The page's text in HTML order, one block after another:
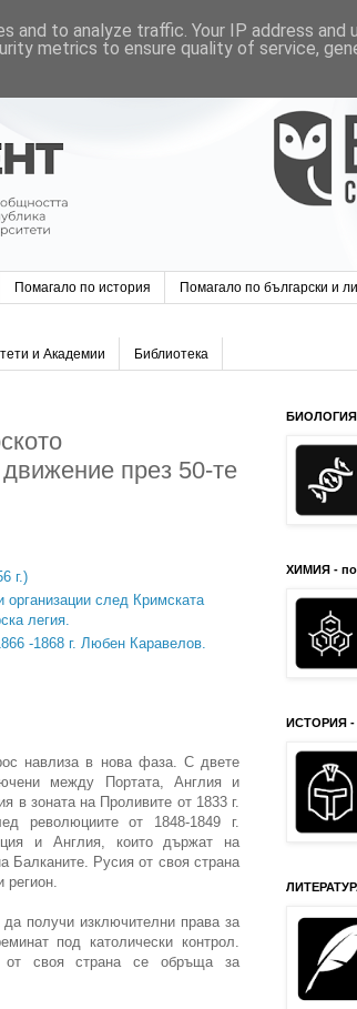
Помагало по история Помагало по български и
и Академии Библиотека
през 50-те
г.)
организации след Кримската
легия.
-1868 г. Любен Каравелов.
навлиза в нова фаза. С двете
между Портата, Англия и
в зоната на Проливите от 1833 г.
революциите от 1848-1849 г.
и Англия, които държат на
Балканите. Русия от своя страна
получи изключителни права за
под католически контрол.
от своя страна се обръща за
БИОЛОГИЯ
ХИМИЯ -
ИСТОРИЯ -
to analyze traffic. Your IP address and
metrics to ensure quality of service,